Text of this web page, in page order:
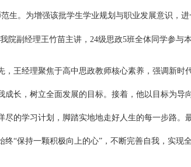
生。 为增强该批学生学业规划与职业发展意识 ， 进
我院副经理王竹苗主讲， 24级思政5班全体同学参与
，王经理聚焦于高中思政教师核心素养 ，强调新时
成长， 树立全面发展的目标。 接着 ， 他以目标为导
尽的学习计划，脚踏实地地走好人生的每一步路 。
终“保持一颗积极向上的心”， 不断完善自我，实现全